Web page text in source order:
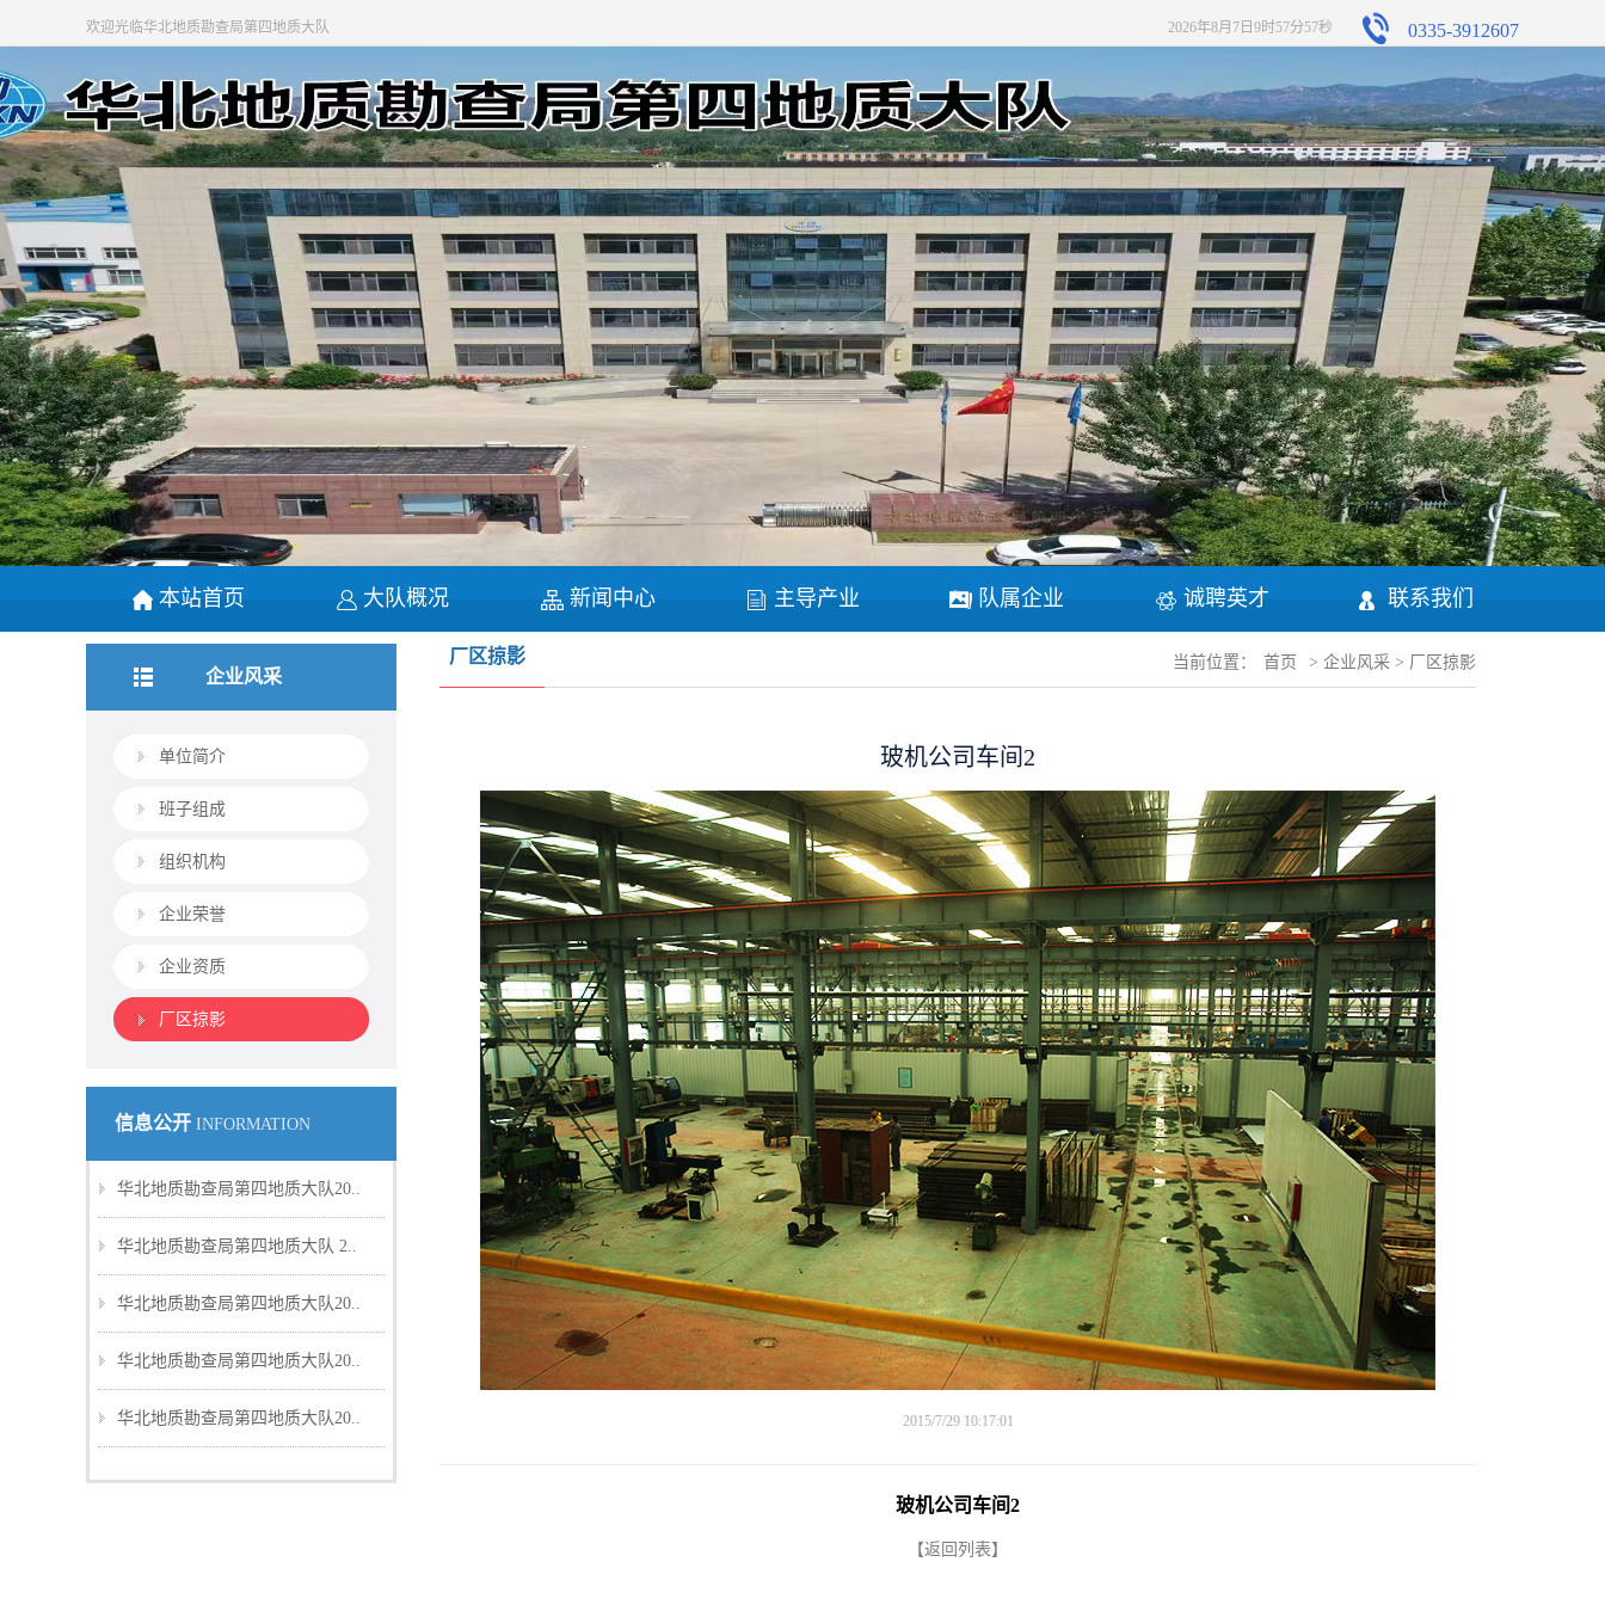
欢迎光临华北地质勘查局第四地质大队 2026年8月7日9时57分58秒 0335-3912607
本站首页 大队概况 新闻中心 主导产业 队属企业 诚聘英才 联系我们
企业风采
单位简介
班子组成
组织机构
企业荣誉
企业资质
厂区掠影
信息公开 INFORMATION
华北地质勘查局第四地质大队20..
华北地质勘查局第四地质大队 2..
华北地质勘查局第四地质大队20..
华北地质勘查局第四地质大队20..
华北地质勘查局第四地质大队20..
厂区掠影 当前位置： 首页 > 企业风采 > 厂区掠影
玻机公司车间2
2015/7/29 10:17:01
玻机公司车间2
【返回列表】